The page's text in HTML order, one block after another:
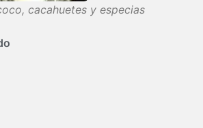
cacahuetes y especias